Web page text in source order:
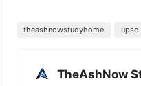
theashnowstudyhome upsc
TheAshNow